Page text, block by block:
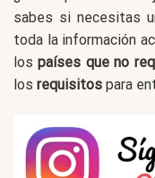
sabes si necesitas
toda la información
lospaíses que no
los requisitos para